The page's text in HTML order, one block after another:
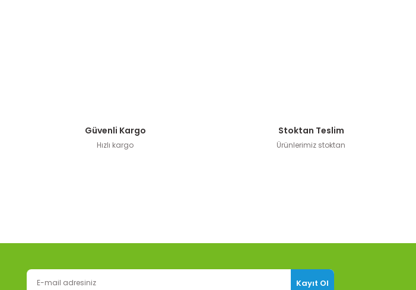
Güvenli Kargo
Hızlı kargo
Stoktan Teslim
Ürünlerimiz stoktan
Kayıt Ol